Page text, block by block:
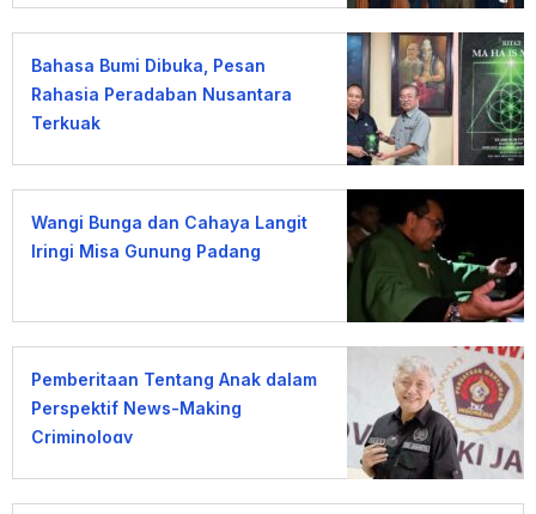
Bahasa Bumi Dibuka, Pesan
Rahasia Peradaban Nusantara
Terkuak
Wangi Bunga dan Cahaya Langit
Iringi Misa Gunung Padang
Pemberitaan Tentang Anak dalam
Perspektif News-Making
Criminology